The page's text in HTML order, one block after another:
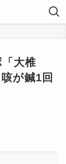
大椎
が鍼1回